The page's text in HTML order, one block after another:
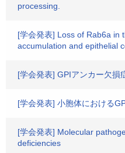
processing.
[学会発表] Loss of Rab6a in
accumulation and epithelial
[学会発表] GPIアンカー欠損
[学会発表] 小胞体における
[学会発表] Molecular
deficiencies